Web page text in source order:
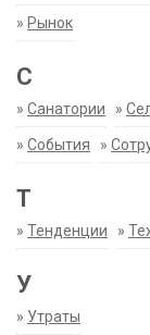
» Рынок
С
» Санатории »
» События »
Т
» Тенденции »
У
» Утраты